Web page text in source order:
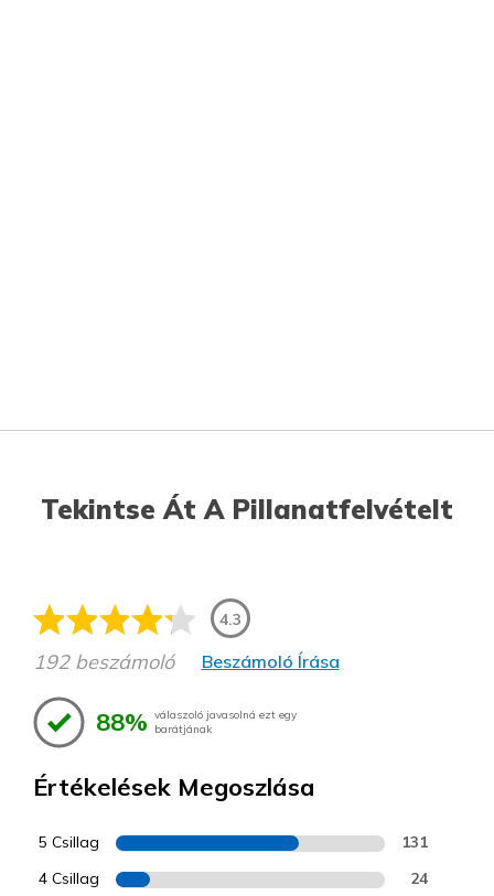
Tekintse Át A Pillanatfelvételt
4.3
192 beszámoló Beszámoló Írása
88% válaszoló javasolná ezt egy
barátjának
Értékelések Megoszlása
5 Csillag 131
4 Csillag 24